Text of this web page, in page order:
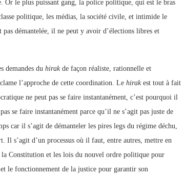
Or le plus puissant gang, la police politique, qui est le bras
politique, les médias, la société civile, et intimide le
démantelée, il ne peut y avoir d’élections libres et
demandes du hirakde façon réaliste, rationnelle et
l’approche de cette coordination. Le hirakest tout à fait
ne peut pas se faire instantanément, c’est pourquoi il
se faire instantanément parce qu’il ne s’agit pas juste de
car il s’agit de démanteler les pires legs du régime déchu,
Il s’agit d’un processus où il faut, entre autres, mettre en
Constitution et les lois du nouvel ordre politique pour
le fonctionnement de la justice pour garantir son